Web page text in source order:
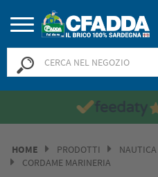
HOME PRODOTTI NAUTICA
CORDAME MARINERIA